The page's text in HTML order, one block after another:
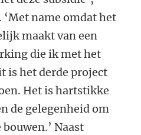
‘Met name omdat het
maakt van een
die ik met het
is het derde project
Het is hartstikke
de gelegenheid om
Naast